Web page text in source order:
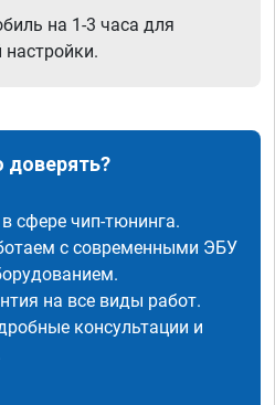
на 1-3 часа для
сфере чип-тюнинга.
с современными ЭБУ
на все виды работ.
консультации и